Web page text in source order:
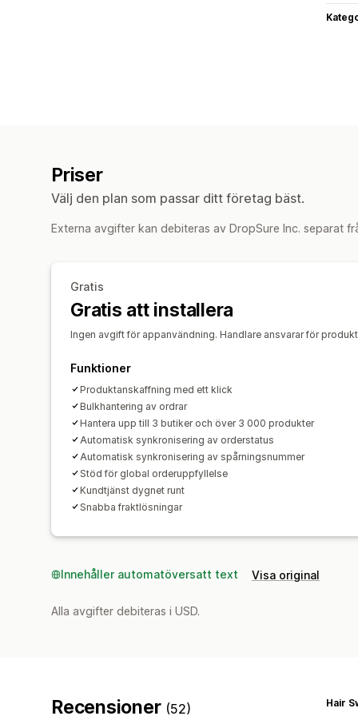
Priser
Välj den plan som passar ditt företag bäst.
Externa avgifter kan debiteras av DropSure Inc. separat
Gratis
Gratis att installera
Ingen avgift för appanvändning. Handlare ansvarar för
Funktioner
Produktanskaffning med ett klick
Bulkhantering av ordrar
Hantera upp till 3 butiker och över 3 000 produkter
Automatisk synkronisering av orderstatus
Automatisk synkronisering av spårningsnummer
Stöd för global orderuppfyllelse
Kundtjänst dygnet runt
Snabba fraktlösningar
Innehåller automatöversatt text Visa original
Alla avgifter debiteras i USD.
Recensioner (52)
Hair